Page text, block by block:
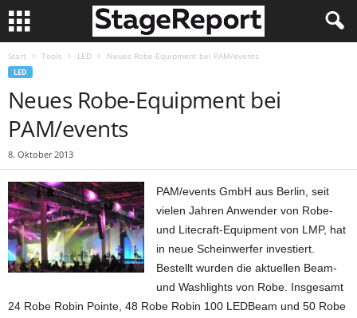
Start Tools LED Neues Robe-Equipment bei PAM/events
LED
Neues Robe-Equipment bei
PAM/events
8. Oktober 2013
PAM/events GmbH aus Berlin, seit
vielen Jahren Anwender von Robe-
und Litecraft-Equipment von LMP, hat
in neue Scheinwerfer investiert.
Bestellt wurden die aktuellen Beam-
und Washlights von Robe. Insgesamt
24 Robe Robin Pointe, 48 Robe Robin 100 LEDBeam und 50 Robe